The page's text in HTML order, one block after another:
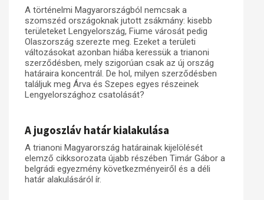
A történelmi Magyarországból nemcsak a
szomszéd országoknak jutott zsákmány: kisebb
területeket Lengyelország, Fiume városát pedig
Olaszország szerezte meg. Ezeket a területi
változásokat azonban hiába keressük a trianoni
szerződésben, mely szigorúan csak az új ország
határaira koncentrál. De hol, milyen szerződésben
találjuk meg Árva és Szepes egyes részeinek
Lengyelországhoz csatolását?
A jugoszláv határ kialakulása
A trianoni Magyarország határainak kijelölését
elemző cikksorozata újabb részében Timár Gábor a
belgrádi egyezmény következményeiről és a déli
határ alakulásáról ír.